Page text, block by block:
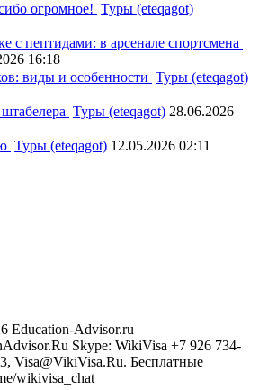
огромное! Туры (eteqagot)
с пептидами: в арсенале спортсмена
16:18
виды и особенности Туры (eteqagot)
Туры (eteqagot) 28.06.2026
Туры (eteqagot) 12.05.2026 02:11
Education-Advisor.ru
Skype: WikiVisa +7 926 734-
Visa@VikiVisa.Ru. Бесплатные
wikivisa_chat